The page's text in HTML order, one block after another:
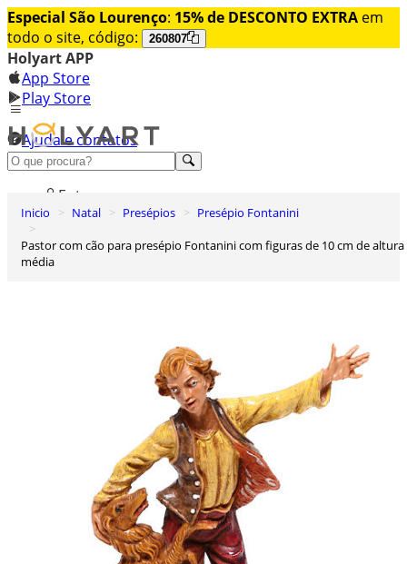
Especial São Lourenço: 15% de DESCONTO EXTRA em
todo o site, código:
260807
Holyart APP
App Store
Play Store
Ajuda e contatos
Conheça premium
Entrar
Lista de Desejos
0
Carrinho de Compras
Inicio Natal Presépios
Presépio Fontanini
Pastor com cão para presépio Fontanini com figuras de 10 cm de altura
média